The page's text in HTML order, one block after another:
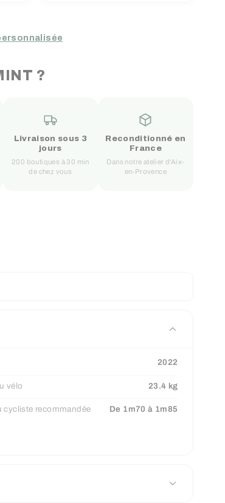
?
Livraison sous 3
jours
200 boutiques à 30 min
de chez vous
Reconditionné en
France
Dans notre atelier d'Aix-
en-Provence
2022
vélo 23.4 kg
cycliste recommandée De 1m70 à 1m85